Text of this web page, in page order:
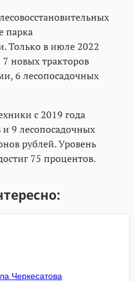
парка
Только в июле 2022
7 новых тракторов
6 лесопосадочных
с 2019 года
9 лесопосадочных
рублей. Уровень
75 процентов.
Черкесатова